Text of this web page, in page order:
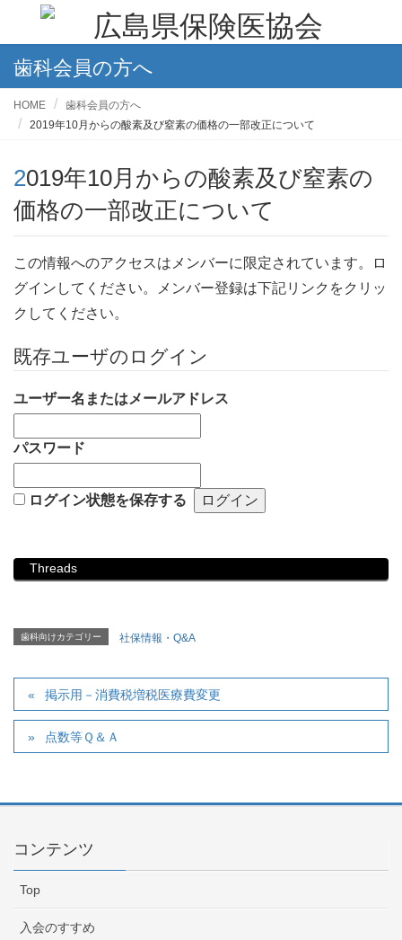
歯科会員の方へ
HOME
歯科会員の方へ
2019年10月からの酸素及び窒素の価格の一部改正について
2019年10月からの酸素及び窒素の
価格の一部改正について
この情報へのアクセスはメンバーに限定されています。ロ
グインしてください。メンバー登録は下記リンクをクリッ
クしてください。
既存ユーザのログイン
ユーザー名またはメールアドレス
パスワード
ログイン状態を保存する
Threads
歯科向けカテゴリー 社保情報・Q&A
掲示用－消費税増税医療費変更
点数等Ｑ＆Ａ
コンテンツ
Top
入会のすすめ